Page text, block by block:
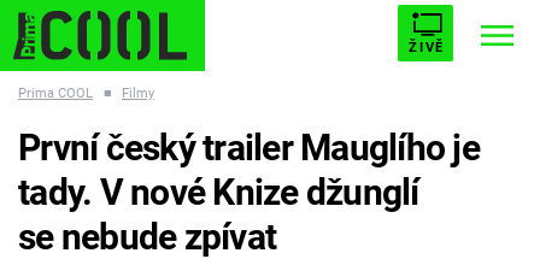
ŽIVĚ
ESCAPE PLNEJ KOTEL AVENGERS 5
Prima COOL ■ Filmy
První český trailer Mauglího je
tady. V nové Knize džunglí
se nebude zpívat